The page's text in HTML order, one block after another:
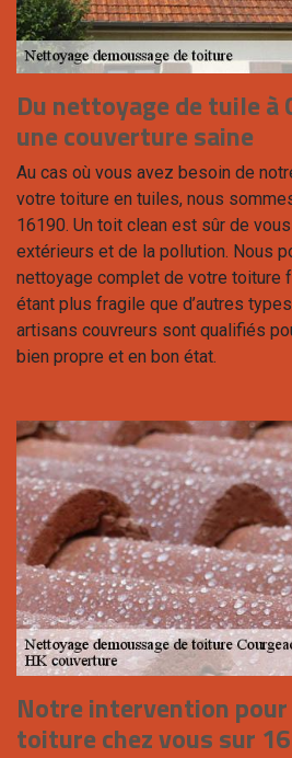
Du nettoyage de tuile à
une couverture saine
Au cas où vous avez besoin de
votre toiture en tuiles, nous
16190. Un toit clean est sûr de
extérieurs et de la pollution. Nous
nettoyage complet de votre toiture
étant plus fragile que d’autres
artisans couvreurs sont qualifiés
bien propre et en bon état.
Notre intervention
toiture chez vous sur